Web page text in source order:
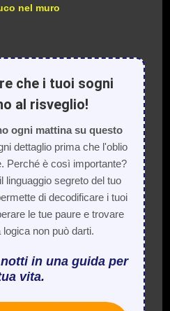
nel muro
che i tuoi sogni
al risveglio!
ogni mattina su questo
dettaglio prima che l'oblio
Perché è così importante?
linguaggio segreto del tuo
di decodificare i tuoi
le tue paure e trovare
non può darti.
in una guida per
vita.